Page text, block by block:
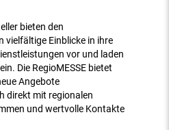
bieten den
vielfältige Einblicke in ihre
vor und laden
Die RegioMESSE bietet
Angebote
direkt mit regionalen
und wertvolle Kontakte